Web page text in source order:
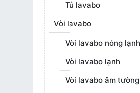
Tủ lavabo
Vòi lavabo
Vòi lavabo nóng lạnh
Vòi lavabo lạnh
Vòi lavabo âm tường